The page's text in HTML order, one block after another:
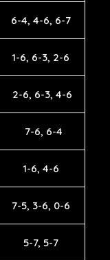
6-4, 4-6, 6-7
1-6, 6-3, 2-6
2-6, 6-3, 4-6
7-6, 6-4
1-6, 4-6
7-5, 3-6, 0-6
5-7, 5-7